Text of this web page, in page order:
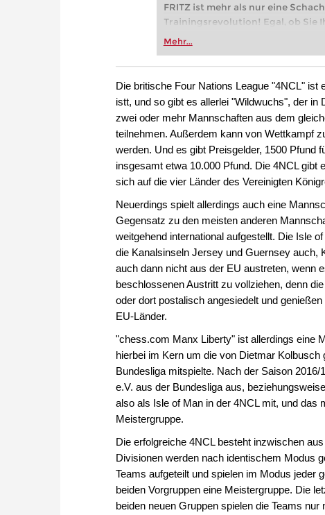
FRITZ ist mehr als nur eine
Trainingsrevolution! Egal, ob Sie
Vereinsschachs machen oder
zuvor.
Mehr...
Die britische Four Nations League "4NCL" ist
istt, und so gibt es allerlei "Wildwuchs", der
zwei oder mehr Mannschaften aus dem
teilnehmen. Außerdem kann von Wettkampf
werden. Und es gibt Preisgelder, 1500 Pfund
insgesamt etwa 10.000 Pfund. Die 4NCL gibt
sich auf die vier Länder des Vereinigten
Neuerdings spielt allerdings auch eine
Gegensatz zu den meisten anderen
weitgehend international aufgestellt. Die Isle
die Kanalsinseln Jersey und Guernsey auch,
auch dann nicht aus der EU austreten, wenn
beschlossenen Austritt zu vollziehen, denn
oder dort postalisch angesiedelt und
EU-Länder.
"chess.com Manx Liberty" ist allerdings eine
hierbei im Kern um die von Dietmar
Bundesliga mitspielte. Nach der Saison
e.V. aus der Bundesliga aus,
also als Isle of Man in der 4NCL mit, und das
Meistergruppe.
Die erfolgreiche 4NCL besteht inzwischen
Divisionen werden nach identischem Modus
Teams aufgeteilt und spielen im Modus jeder
beiden Vorgruppen eine Meistergruppe. Die
beiden neuen Gruppen spielen die Teams